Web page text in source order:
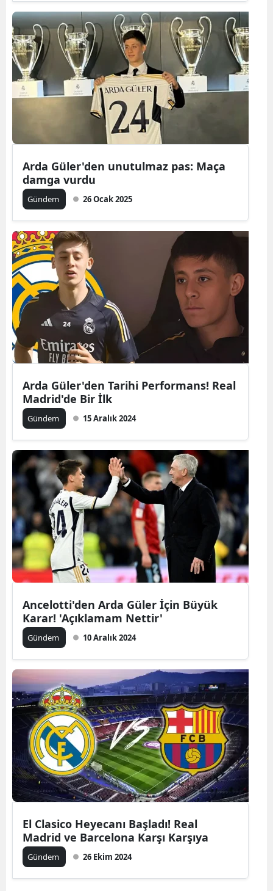
Arda Güler'den unutulmaz pas: Maça
damga vurdu
Gündem 26 Ocak 2025
Arda Güler'den Tarihi Performans! Real
Madrid'de Bir İlk
Gündem 15 Aralık 2024
Ancelotti'den Arda Güler İçin Büyük
Karar! 'Açıklamam Nettir'
Gündem 10 Aralık 2024
El Clasico Heyecanı Başladı! Real
Madrid ve Barcelona Karşı Karşıya
Gündem 26 Ekim 2024